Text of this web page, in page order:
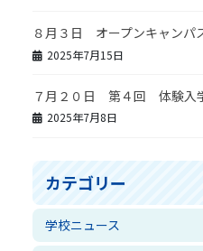
８月３日 オープンキャンパ
2025年7月15日
７月２０日 第４回 体験入
2025年7月8日
カテゴリー
学校ニュース